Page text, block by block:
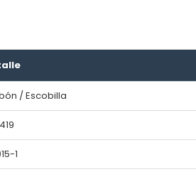
/ Escobilla
1